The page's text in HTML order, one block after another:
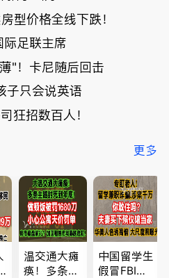
型价格全线下跌！
际足联主席
"！卡尼随后回击
子只会说英语
狂招数百人！
更多
温交通大瘫
痪！多条主
中国留学生
假冒FBI上